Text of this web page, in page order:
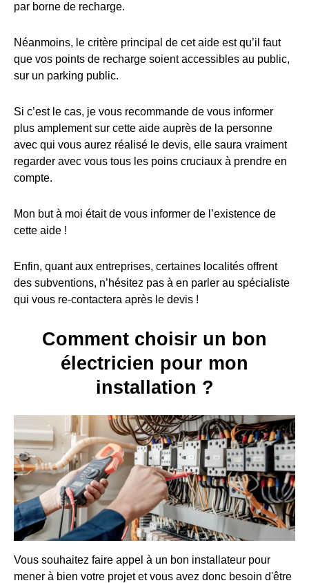
par borne de recharge.
Néanmoins, le critère principal de cet aide est qu’il faut
que vos points de recharge soient accessibles au public,
sur un parking public.
Si c’est le cas, je vous recommande de vous informer
plus amplement sur cette aide auprès de la personne
avec qui vous aurez réalisé le devis, elle saura vraiment
regarder avec vous tous les poins cruciaux à prendre en
compte.
Mon but à moi était de vous informer de l’existence de
cette aide !
Enfin, quant aux entreprises, certaines localités offrent
des subventions, n’hésitez pas à en parler au spécialiste
qui vous re-contactera après le devis !
Comment choisir un bon
électricien pour mon
installation ?
Vous souhaitez faire appel à un bon installateur pour
mener à bien votre projet et vous avez donc besoin d'être